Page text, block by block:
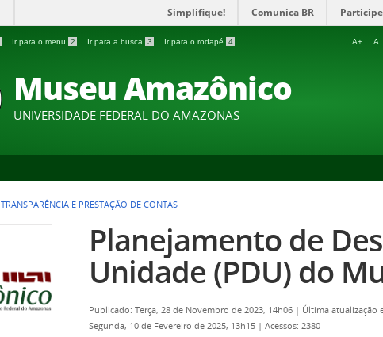
Simplifique! Comunica BR Participe
Ir para o menu 2 Ir para a busca 3 Ir para o rodapé 4 A+ A
Museu Amazônico
UNIVERSIDADE FEDERAL DO AMAZONAS
TRANSPARÊNCIA E PRESTAÇÃO DE CONTAS
Planejamento de
Unidade (PDU) do
Publicado: Terça, 28 de Novembro de 2023, 14h06 | Última atualização
Segunda, 10 de Fevereiro de 2025, 13h15 | Acessos: 2380